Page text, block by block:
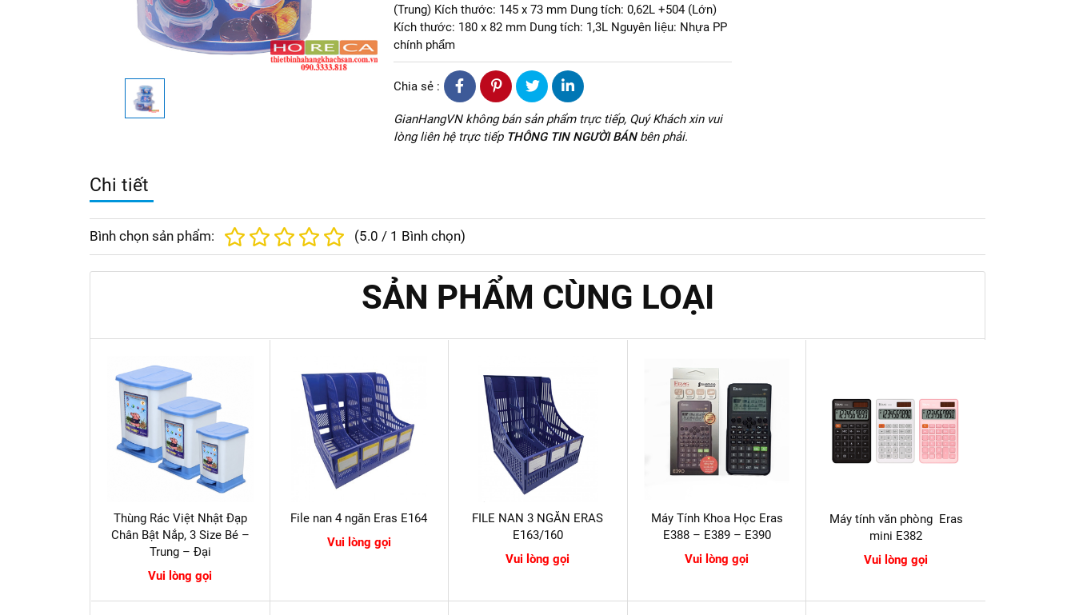
(Trung) Kích thước: 145 x 73 mm Dung tích: 0,62L +504 (Lớn)
Kích thước: 180 x 82 mm Dung tích: 1,3L Nguyên liệu: Nhựa PP
chính phẩm
Chia sẻ :
GianHangVN không bán sản phẩm trực tiếp, Quý Khách xin vui
lòng liên hệ trực tiếp THÔNG TIN NGƯỜI BÁNbên phải.
Chi tiết
Bình chọn sản phẩm: (5.0 / 1 Bình chọn)
SẢN PHẨM CÙNG LOẠI
Thùng Rác Việt Nhật Đạp
Chân Bật Nắp, 3 Size Bé –
Trung – Đại
Vui lòng gọi
File nan 4 ngăn Eras E164
Vui lòng gọi
FILE NAN 3 NGĂN ERAS
E163/160
Vui lòng gọi
Máy Tính Khoa Học Eras
E388 – E389 – E390
Vui lòng gọi
Máy tính văn phòng Eras
mini E382
Vui lòng gọi